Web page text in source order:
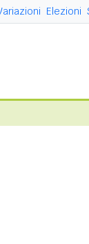
Elezioni